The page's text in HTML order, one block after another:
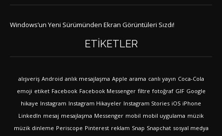
Windows’un Yeni Sürümünden Ekran Görüntüleri Sızdı!
ETIKETLER
alışveriş Android anlık mesajlaşma Apple arama canlı yayın Coca-Cola
emoji etiket Facebook Facebook Messenger filtre fotoğraf GIF Google
hikaye Instagram Instagram Hikayeler Instagram Stories iOS iPhone
LinkedIn mesaj mesajlaşma Messenger mobil mobil uygulama müzik
müzik dinleme Periscope Pinterest reklam Snap Snapchat sosyal medya